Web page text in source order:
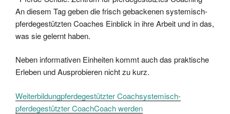
An diesem Tag geben die frisch gebackenen systemisch-
pferdegestützten Coaches Einblick in ihre Arbeit und in das,
was sie gelernt haben.
Neben informativen Einheiten kommt auch das praktische
Erleben und Ausprobieren nicht zu kurz.
Weiterbildungpferdegestützter Coachsystemisch-
pferdegestützter CoachCoach werden